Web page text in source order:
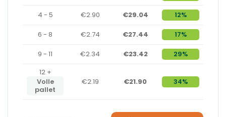
4 - 5 €2.90 €29.04 12%
6 - 8 €2.74 €27.44 17%
9 - 11 €2.34 €23.42
29%
12 +
Volle
pallet
€2.19 €21.90 34%